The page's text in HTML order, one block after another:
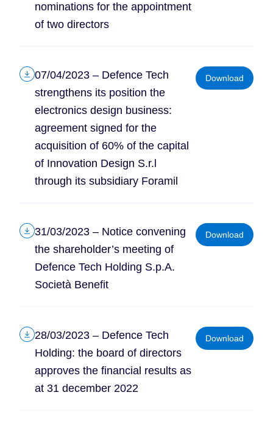
nominations for the appointment
of two directors
07/04/2023 – Defence Tech
strengthens its position the
electronics design business:
agreement signed for the
acquisition of 60% of the capital
of Innovation Design S.r.l
through its subsidiary Foramil
Download
31/03/2023 – Notice convening
the shareholder’s meeting of
Defence Tech Holding S.p.A.
Società Benefit
Download
28/03/2023 – Defence Tech
Holding: the board of directors
approves the financial results as
at 31 december 2022
Download